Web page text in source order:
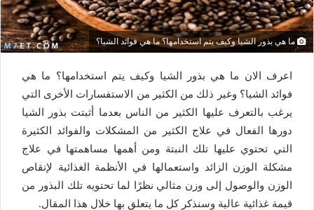
ما هي بذور الشيا وكيف يتم استخدامها؟ ما هي فوائد الشيا؟
اعرف الان ما هي بذور الشيا وكيف يتم استخدامها؟ ما هي
فوائد الشيا؟ وغير ذلك من الكثير من الاستفسارات الأخرى التي
يرغب بالتعرف عليها الكثير من الناس بعدما أثبتت بذور الشيا
دورها الفعال في علاج الكثير من المشكلات والفوائد الكثيرة
التي تحتوي عليها تلك النبتة ومن أهمها مساهمتها في علاج
مشكلة الوزن الزائد واستعمالها في الأنظمة الغذائية لإنقاص
الوزن والوصول إلى وزن مثالي نظرًا لما تحتويه تلك البذور من
قيمة غذائية عالية وسنذكر كل ما يتعلق بها خلال هذا المقال.